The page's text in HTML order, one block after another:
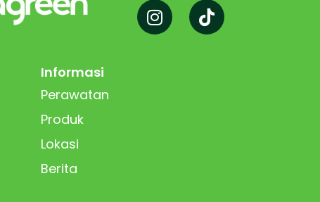
Informasi
Perawatan
Produk
Lokasi
Berita